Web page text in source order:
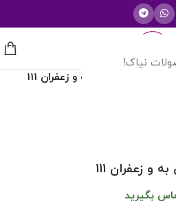
دمنوش به و زعفران 111
و زعفران 111
بگیرید